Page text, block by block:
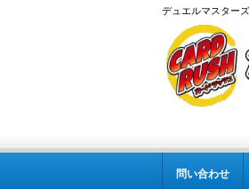
デュエルマスター
問い合わせ